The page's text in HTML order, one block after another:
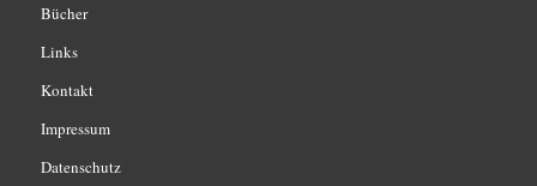
Bücher
Links
Kontakt
Impressum
Datenschutz